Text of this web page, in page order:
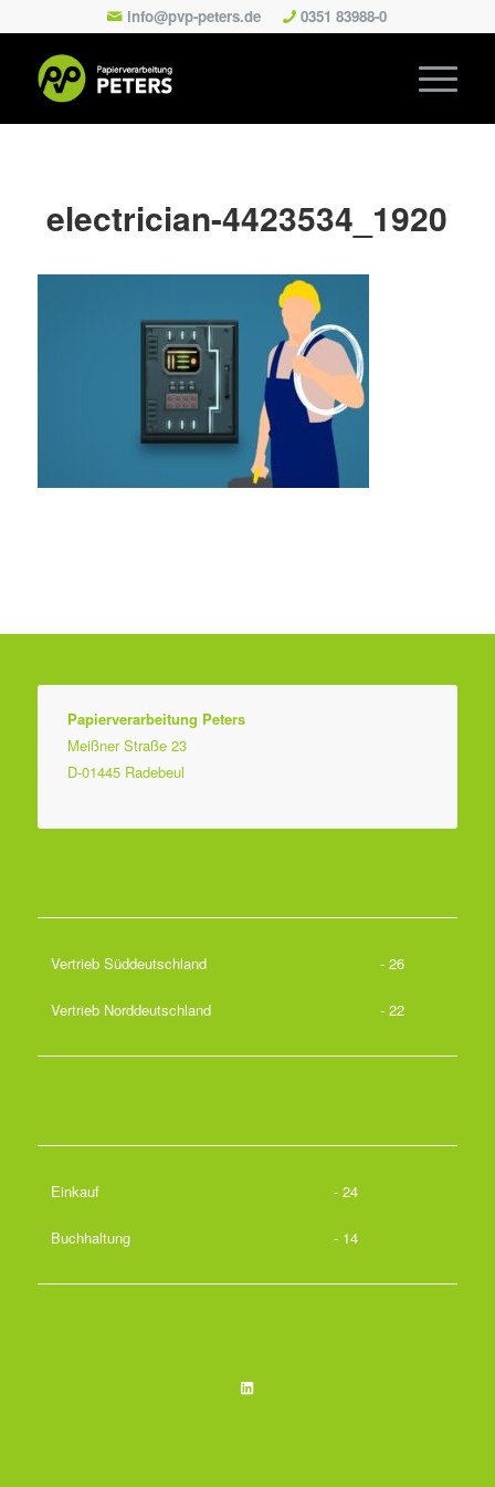
info@pvp-peters.de 0351 83988-0
electrician-4423534_1920
Papierverarbeitung Peters
Meißner Straße 23
D-01445 Radebeul
Vertrieb Süddeutschland - 26
Vertrieb Norddeutschland - 22
Einkauf - 24
Buchhaltung - 14
LinkedIn